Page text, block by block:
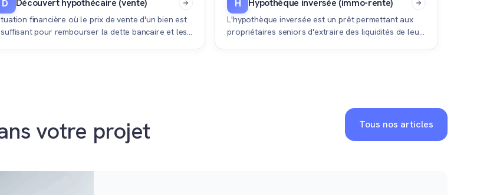
D Découvert hypothécaire (vente)
financière où le prix de vente d'un bien est
pour rembourser la dette bancaire et les
H Hypothèque inversée (immo-rente)
L'hypothèque inversée est un prêt permettant aux
propriétaires seniors d'extraire des liquidités de leur
votre projet
Tous nos articles